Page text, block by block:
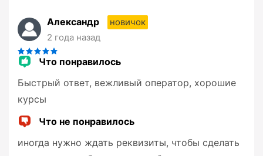
Александр
новичок
2 года назад
Что понравилось
Быстрый ответ, вежливый оператор, хорошие
курсы
Что не понравилось
иногда нужно ждать реквизиты, чтобы сделать